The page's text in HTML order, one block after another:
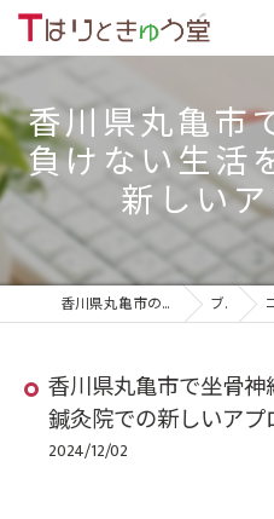
香川県丸亀市
負けない生活
新しい
香川県丸亀市の鍼灸院ならTはりときゅう堂 ブログ コ
香川県丸亀市で坐骨神
鍼灸院での新しいアプ
2024/12/02